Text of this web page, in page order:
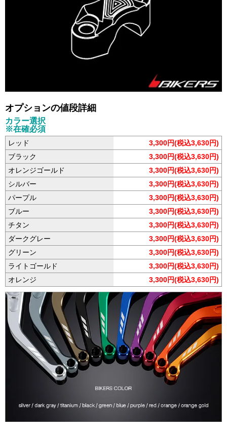
オプションの値段詳細
カラー選択
※在確必須
レッド
3,300円(税込3,630円)
ブラック
3,300円(税込3,630円)
オレンジゴールド
3,300円(税込3,630円)
シルバー
3,300円(税込3,630円)
パープル
3,300円(税込3,630円)
ブルー
3,300円(税込3,630円)
チタン
3,300円(税込3,630円)
ダークグレー
3,300円(税込3,630円)
グリーン
3,300円(税込3,630円)
ライトゴールド
3,300円(税込3,630円)
オレンジ
3,300円(税込3,630円)